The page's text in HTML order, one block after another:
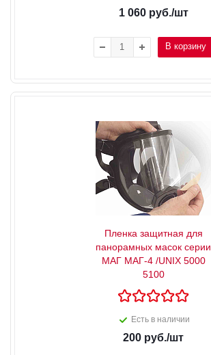
1 060руб./шт
В корзину
Пленка защитная для
панорамных масок серии
МАГ МАГ-4 /UNIX 5000
5100
Есть в наличии
200 руб./шт